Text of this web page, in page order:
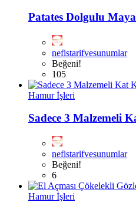
Patates Dolgulu
nefistarifvesunumlar
Beğeni!
105
Hamur İşleri
Sadece 3 Malzemeli
nefistarifvesunumlar
Beğeni!
6
Hamur İşleri